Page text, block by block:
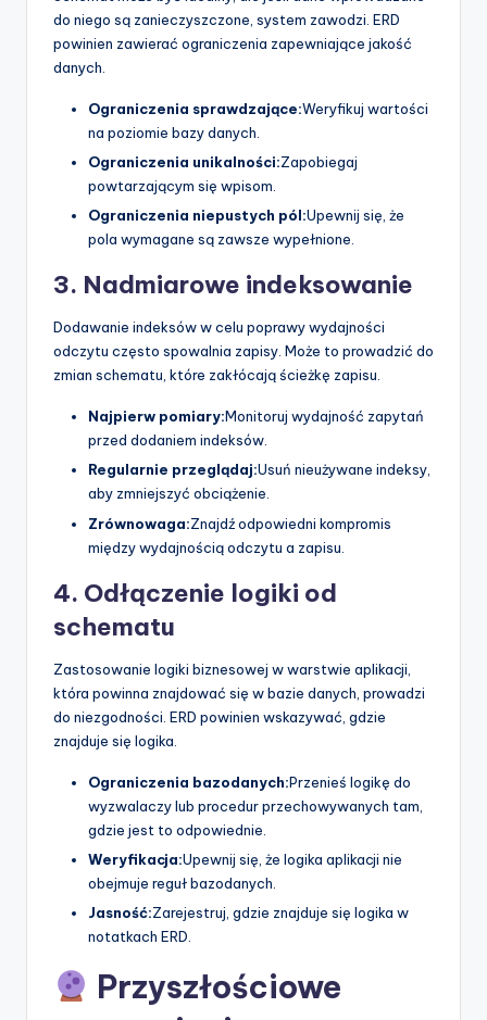
do niego są zanieczyszczone, system zawodzi. ERD
powinien zawierać ograniczenia zapewniające jakość
danych.
Ograniczenia sprawdzające:Weryfikuj wartości
na poziomie bazy danych.
Ograniczenia unikalności:Zapobiegaj
powtarzającym się wpisom.
Ograniczenia niepustych pól:Upewnij się, że
pola wymagane są zawsze wypełnione.
3. Nadmiarowe indeksowanie
Dodawanie indeksów w celu poprawy wydajności
odczytu często spowalnia zapisy. Może to prowadzić do
zmian schematu, które zakłócają ścieżkę zapisu.
Najpierw pomiary:Monitoruj wydajność zapytań
przed dodaniem indeksów.
Regularnie przeglądaj:Usuń nieużywane indeksy,
aby zmniejszyć obciążenie.
Zrównowaga:Znajdź odpowiedni kompromis
między wydajnością odczytu a zapisu.
4. Odłączenie logiki od
schematu
Zastosowanie logiki biznesowej w warstwie aplikacji,
która powinna znajdować się w bazie danych, prowadzi
do niezgodności. ERD powinien wskazywać, gdzie
znajduje się logika.
Ograniczenia bazodanych:Przenieś logikę do
wyzwalaczy lub procedur przechowywanych tam,
gdzie jest to odpowiednie.
Weryfikacja:Upewnij się, że logika aplikacji nie
obejmuje reguł bazodanych.
Jasność:Zarejestruj, gdzie znajduje się logika w
notatkach ERD.
Przyszłościowe